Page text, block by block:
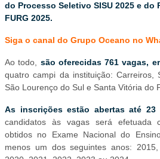
do Processo Seletivo SISU 2025 e do
FURG 2025.
Siga o canal do Grupo Oceano no
Ao todo, são oferecidas 761 vagas,
quatro campi da instituição: Carreiros,
São Lourenço do Sul e Santa Vitória do
As inscrições estão abertas até 23
candidatos às vagas será efetuada
obtidos no Exame Nacional do
menos um dos seguintes anos: